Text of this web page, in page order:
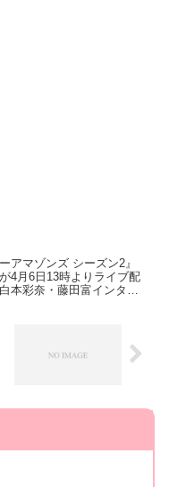
アマゾンズ シーズン2』
4月6日13時よりライブ配
本彩奈・藤田富インタビ